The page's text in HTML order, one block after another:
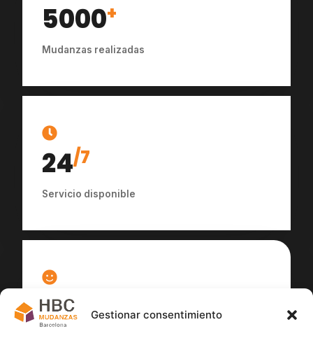
Gestionar consentimiento
5000+
Mudanzas realizadas
24/7
Servicio disponible
100